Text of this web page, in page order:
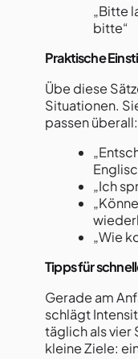
„Bitte
bitte“
Praktische
Übe diese
Situationen.
passen überall:
„Ich
„Wie
Tipps für
Gerade am
schlägt
täglich als vier
kleine Ziele: